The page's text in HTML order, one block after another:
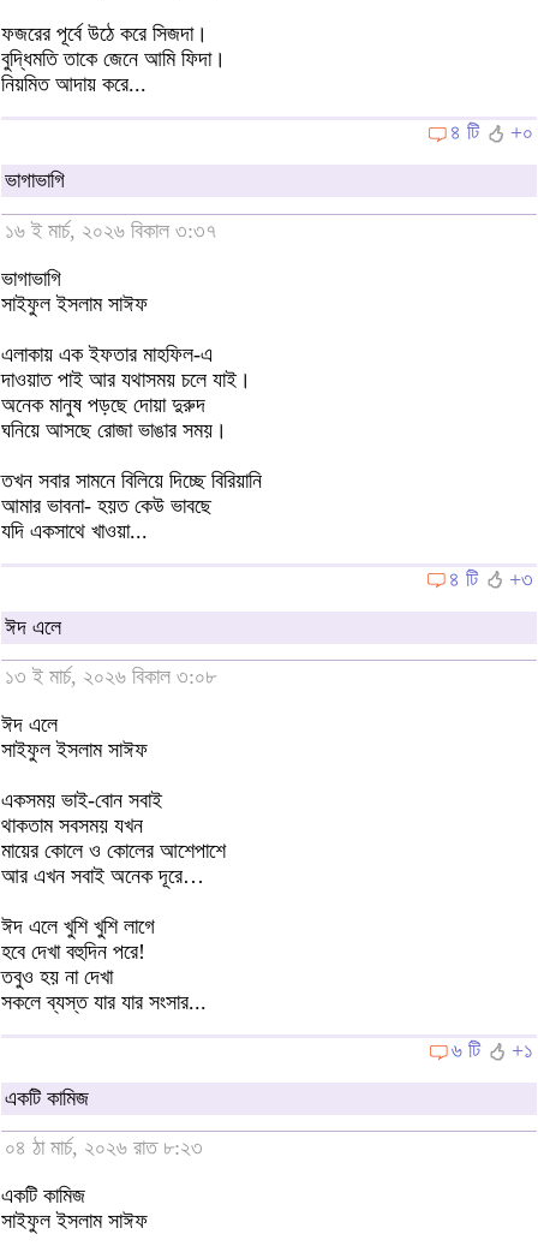
ফজরের পূর্বে উঠে করে সিজদা।
বুদ্ধিমতি তাকে জেনে আমি ফিদা।
নিয়মিত আদায় করে...
৪ টি
+০
ভাগাভাগি
১৬ ই মার্চ, ২০২৬ বিকাল ৩:৩৭
ভাগাভাগি
সাইফুল ইসলাম সাঈফ
এলাকায় এক ইফতার মাহফিল-এ
দাওয়াত পাই আর যথাসময় চলে যাই।
অনেক মানুষ পড়ছে দোয়া দুরুদ
ঘনিয়ে আসছে রোজা ভাঙার সময়।
তখন সবার সামনে বিলিয়ে দিচ্ছে বিরিয়ানি
আমার ভাবনা- হয়ত কেউ ভাবছে
যদি একসাথে খাওয়া...
৪ টি
+৩
ঈদ এলে
১৩ ই মার্চ, ২০২৬ বিকাল ৩:০৮
ঈদ এলে
সাইফুল ইসলাম সাঈফ
একসময় ভাই-বোন সবাই
থাকতাম সবসময় যখন
মায়ের কোলে ও কোলের আশেপাশে
আর এখন সবাই অনেক দূরে…
ঈদ এলে খুশি খুশি লাগে
হবে দেখা বহুদিন পরে!
তবুও হয় না দেখা
সকলে ব্যস্ত যার যার সংসার...
৬ টি
+১
একটি কামিজ
০৪ ঠা মার্চ, ২০২৬ রাত ৮:২৩
একটি কামিজ
সাইফুল ইসলাম সাঈফ